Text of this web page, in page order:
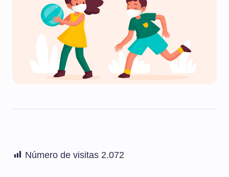
Número de visitas 2.072